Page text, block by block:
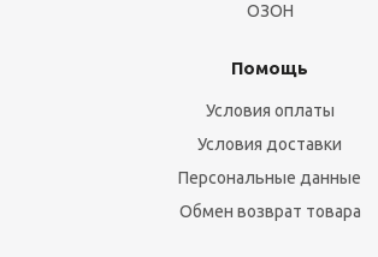
ОЗОН
Помощь
Условия оплаты
Условия доставки
Персональные данные
Обмен возврат товара